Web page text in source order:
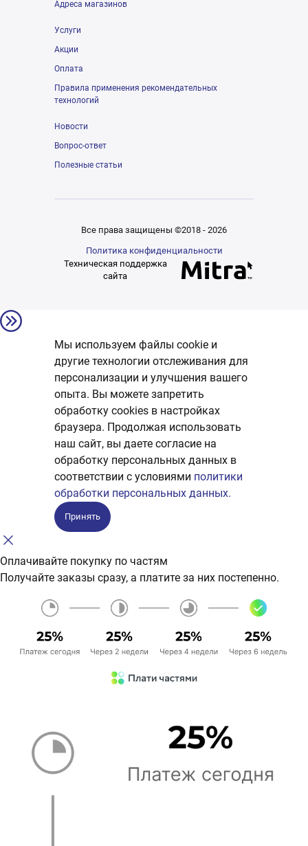
Адреса магазинов
Услуги
Акции
Оплата
Правила применения рекомендательных
технологий
Новости
Вопрос-ответ
Полезные статьи
Все права защищены ©2018 - 2026
Политика конфиденциальности
Техническая поддержка
сайта
Мы используем файлы cookie и
другие технологии отслеживания для
персонализации и улучшения вашего
опыта. Вы можете запретить
обработку сookies в настройках
браузера. Продолжая использовать
наш сайт, вы даете согласие на
обработку персональных данных в
соответствии с условиями политики
обработки персональных данных.
Принять
Оплачивайте покупку по частям
Получайте заказы сразу, а платите за них постепенно.